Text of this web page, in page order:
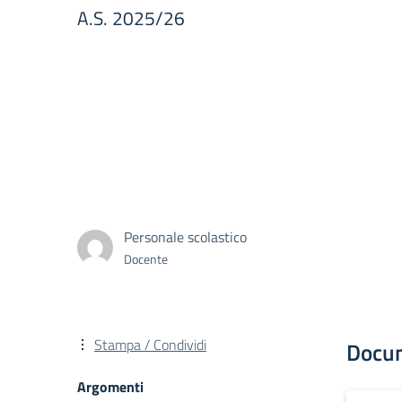
A.S. 2025/26
Personale scolastico
Docente
Stampa / Condividi
Argomenti